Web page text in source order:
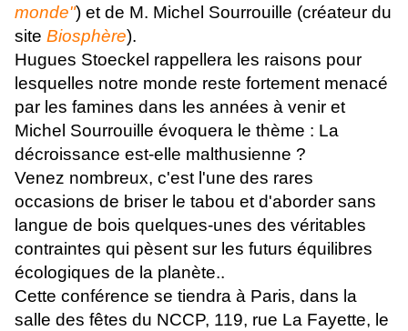
monde") et de M. Michel Sourrouille (créateur du
site Biosphère).
Hugues Stoeckel rappellera les raisons pour
lesquelles notre monde reste fortement menacé
par les famines dans les années à venir et
Michel Sourrouille évoquera le thème : La
décroissance est-elle malthusienne ?
Venez nombreux, c'est l'une des rares
occasions de briser le tabou et d'aborder sans
langue de bois quelques-unes des véritables
contraintes qui pèsent sur les futurs équilibres
écologiques de la planète..
Cette conférence se tiendra à Paris, dans la
salle des fêtes du NCCP, 119, rue La Fayette, le